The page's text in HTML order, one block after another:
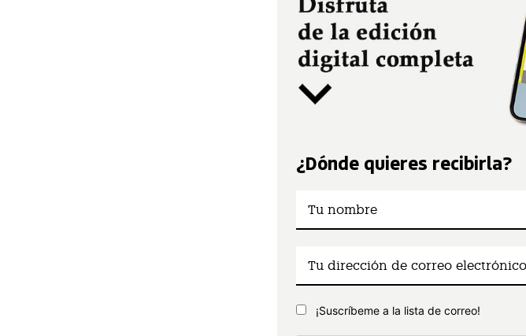
¿Dónde quieres recibirla?
¡Suscríbeme a la lista de correo!